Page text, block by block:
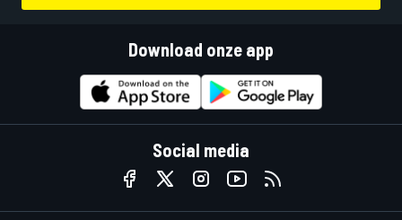
Download onze app
Social media